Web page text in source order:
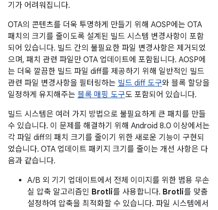
기가 어려워집니다.
OTA의 콘텐츠를 더욱 투명하게 만들기 위해 AOSP에는 OTA
패치의 크기를 줄이도록 설계된 빌드 시스템 변경사항이 포함
되어 있습니다. 빌드 간의 불필요한 파일 변경사항은 제거되었
으며, 패치 관련 파일만 OTA 업데이트에 포함됩니다. AOSP에
는 더욱 깔끔한 빌드 파일 diff를 제공하기 위해 일반적인 빌드
관련 파일 변경사항을 필터링하는 빌드 diff 도구와 블록 할당을
일정하게 유지해주는 블록 매핑 도구도 포함되어 있습니다.
빌드 시스템은 여러 가지 방법으로 불필요하게 큰 패치를 만들
수 있습니다. 이 문제를 해결하기 위해 Android 8.0 이상에서는
각 파일 diff의 패치 크기를 줄이기 위한 새로운 기능이 구현되
었습니다. OTA 업데이트 패키지 크기를 줄이는 개선 사항은 다
음과 같습니다.
A/B 외 기기 업데이트에서 전체 이미지를 위한 범용 무손
실 압축 알고리즘인 Brotli를 사용합니다. Brotli를 맞춤
설정하여 압축을 최적화할 수 있습니다. 파일 시스템에서